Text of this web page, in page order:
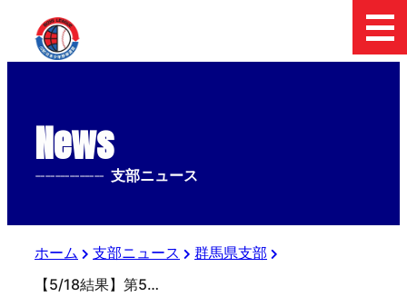
News
-------------- 支部ニュース
ホーム 支部ニュース
群馬県支部
【5/18結果】第5回関東新聞販売 上信越中学生硬式野球大会